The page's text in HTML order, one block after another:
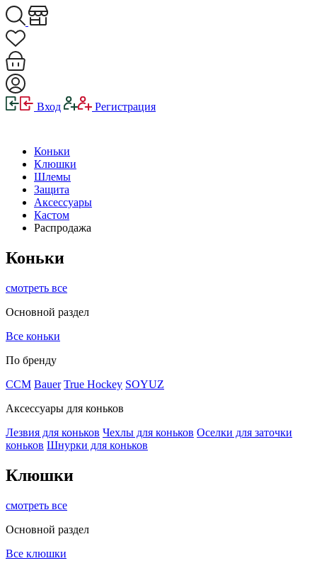
Вход Регистрация
Коньки
Клюшки
Шлемы
Защита
Аксессуары
Кастом
Распродажа
Коньки
смотреть все
Основной раздел
Все коньки
По бренду
ССМ Bauer True Hockey SOYUZ
Аксессуары для коньков
Лезвия для коньков Чехлы для коньков Оселки для заточки
коньков Шнурки для коньков
Клюшки
смотреть все
Основной раздел
Все клюшки